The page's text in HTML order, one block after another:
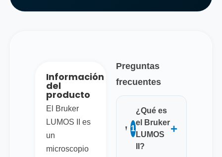
Información
del
producto
El Bruker
LUMOS II es
un
microscopio
Preguntas
frecuentes
1
¿Qué es
el Bruker
LUMOS
II?
+